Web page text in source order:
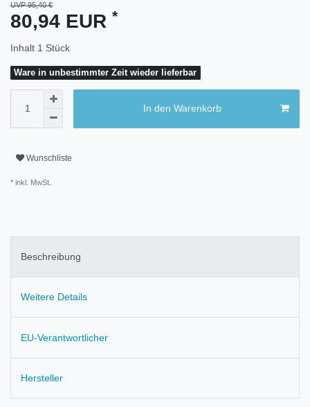
UVP 95,40 €
80,94 EUR *
Inhalt 1 Stück
Ware in unbestimmter Zeit wieder lieferbar
In den Warenkorb
Wunschliste
* inkl. MwSt.
Beschreibung
Weitere Details
EU-Verantwortlicher
Hersteller